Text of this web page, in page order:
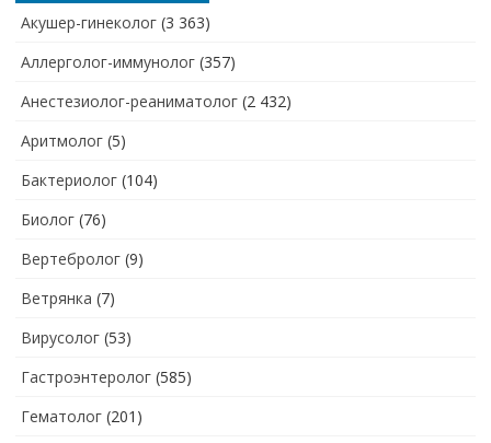
Акушер-гинеколог (3 363)
Аллерголог-иммунолог (357)
Анестезиолог-реаниматолог (2 432)
Аритмолог (5)
Бактериолог (104)
Биолог (76)
Вертебролог (9)
Ветрянка (7)
Вирусолог (53)
Гастроэнтеролог (585)
Гематолог (201)